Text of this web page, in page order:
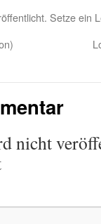
Setze ein
nicht